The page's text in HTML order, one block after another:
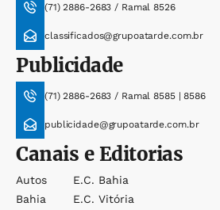
(71) 2886-2683 / Ramal 8526
classificados@grupoatarde.com.br
Publicidade
(71) 2886-2683 / Ramal 8585 | 8586
publicidade@grupoatarde.com.br
Canais e Editorias
Autos
Bahia
E.c. Bahia
E.c. Vitória